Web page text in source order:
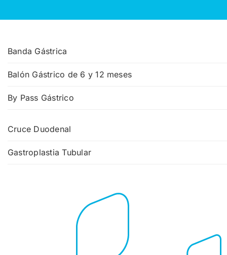
Banda Gástrica
Balón Gástrico de 6 y 12 meses
By Pass Gástrico
Cruce Duodenal
Gastroplastia Tubular